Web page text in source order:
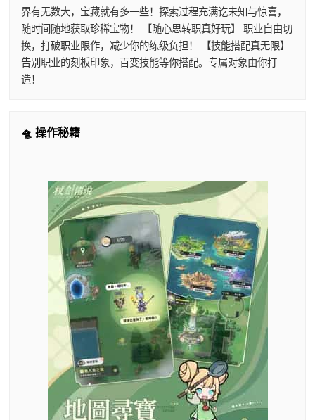
界有无数大，宝藏就有多一些！探索过程充满讫未知与惊喜，
随时间随地获取珍稀宝物！ 【随心思转职真好玩】 职业自由切
换，打破职业限作，减少你的练级负担！ 【技能搭配真无限】
告别职业的刻板印象，百变技能等你搭配。专属对象由你打
造！
🛸 操作秘籍